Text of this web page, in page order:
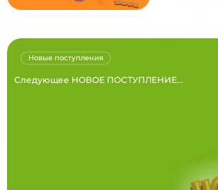
Следующее НОВОЕ ПОСТУПЛЕНИЕ...
Новые поступления